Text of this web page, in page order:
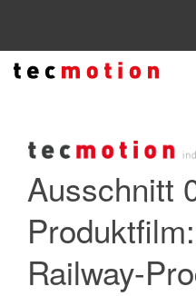
Ausschnitt
Railway-